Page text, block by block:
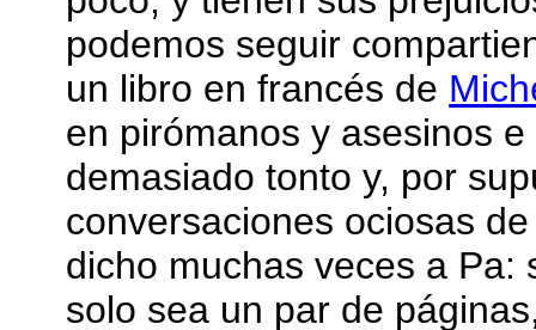
podemos seguir
un libro en francés de
en pirómanos y asesinos
demasiado tonto y, por
conversaciones ociosas
dicho muchas veces a Pa:
solo sea un par de